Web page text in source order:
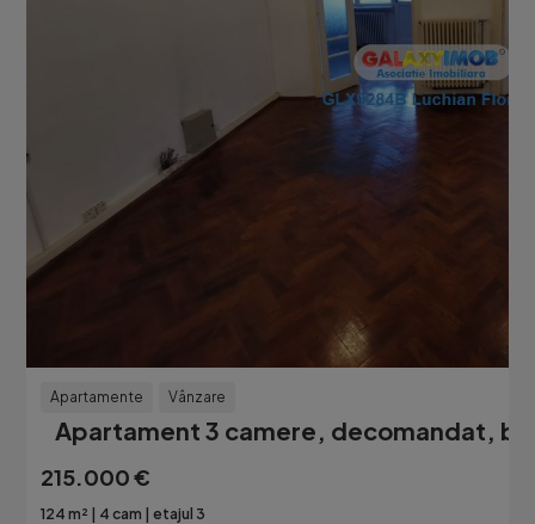
Apartamente Vânzare
Apartament 3 camere, decomandat,
215.000 €
124 m² 4 cam
etajul 3